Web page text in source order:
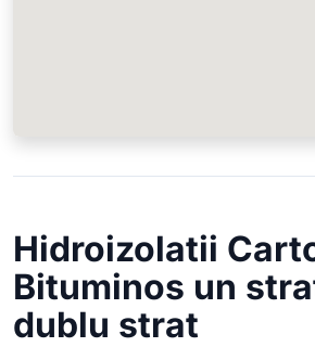
Hidroizolatii
Bituminos un
dublu strat